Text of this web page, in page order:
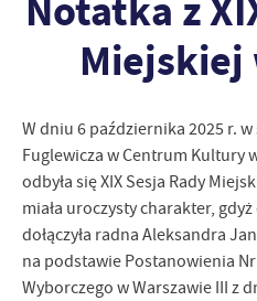
Notatka z
Miejskiej
W dniu 6 października 2025 r.
Fuglewicza w Centrum Kultury
odbyła się XIX Sesja Rady
miała uroczysty charakter,
dołączyła radna Aleksandra
na podstawie Postanowienia
Wyborczego w Warszawie III z
strona, z której korzystasz, może
Funkcjonalne i
Tego typu pliki cookies
zapamiętanie wprowadzonych
treści.
Dzięki tym plikom cookies
korzystania z funkcjonalności
jej do Twoich indywidualnych
funkcjonalne i personalizacyjne
dostępność większej ilości funkcji
Więcej
Analityczne
Analityczne pliki cookies pomagają
dostosowywać do Twoich potrzeb.